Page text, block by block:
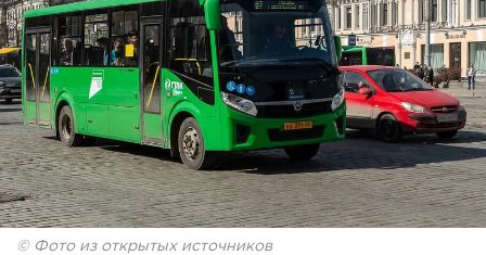
© Фото из открытых источников